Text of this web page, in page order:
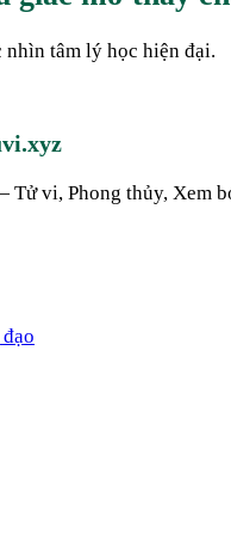
nhìn tâm lý học hiện đại.
Tử vi, Phong thủy, Xem